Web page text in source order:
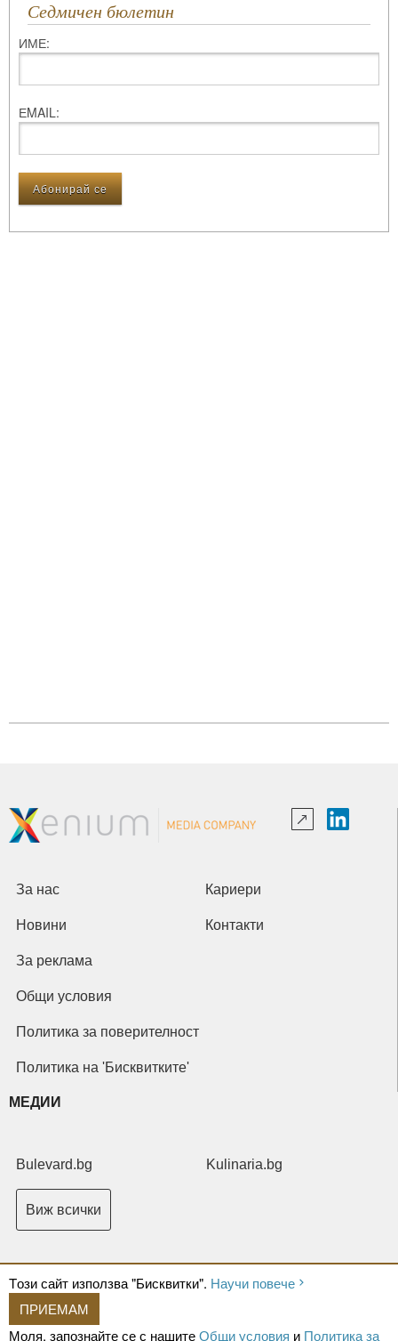
Седмичен бюлетин
ИМЕ:
ЕMAIL:
Tози сайт използва "Бисквитки". Научи повече
ПРИЕМАМ
Моля, запознайте се с нашитеОбщи условия и Политика за
За нас Кариери
Новини Контакти
За реклама
Общи условия
Политика за поверителност
Политика на 'Бисквитките'
МЕДИИ
Bulevard.bg Kulinaria.bg
Виж всички
Copyright © 2026 Ксениум ООД. Всички права запазени.